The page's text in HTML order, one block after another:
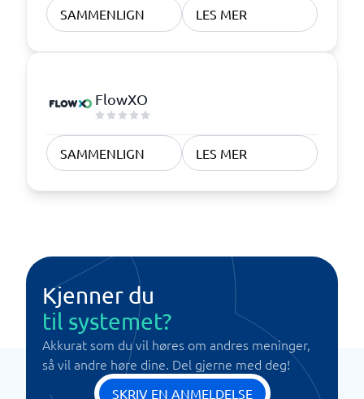
SAMMENLIGN LES MER
FlowXO
SAMMENLIGN LES MER
Kjenner du
til systemet?
Akkurat som du vil høres om andres meninger,
så vil andre høre dine. Del gjerne med deg!
SKRIV EN ANMELDELSE